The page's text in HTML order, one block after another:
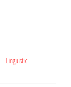
Linguistic